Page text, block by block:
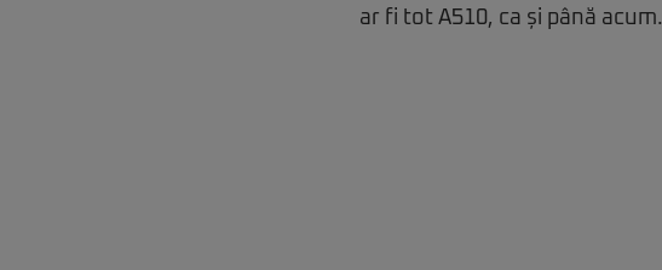
ar fi tot A510, ca și până acum.